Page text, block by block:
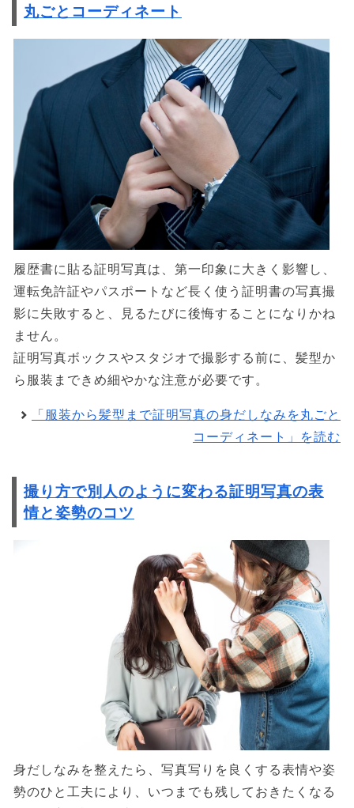
丸ごとコーディネート
履歴書に貼る証明写真は、第一印象に大きく影響し、
運転免許証やパスポートなど長く使う証明書の写真撮
影に失敗すると、見るたびに後悔することになりかね
ません。
証明写真ボックスやスタジオで撮影する前に、髪型か
ら服装まできめ細やかな注意が必要です。
「服装から髪型まで証明写真の身だしなみを丸ごと
コーディネート」を読む
撮り方で別人のように変わる証明写真の表
情と姿勢のコツ
身だしなみを整えたら、写真写りを良くする表情や姿
勢のひと工夫により、いつまでも残しておきたくなる